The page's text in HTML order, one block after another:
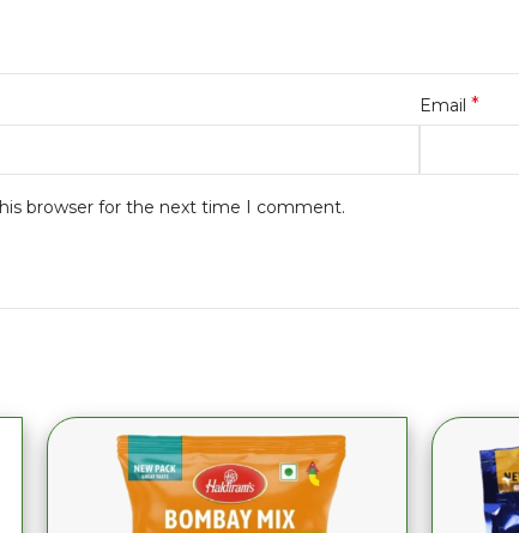
Email *
browser for the next time I comment.